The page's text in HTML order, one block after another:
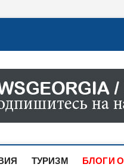
О СОБЫТИЯХ
ПОЛИТИКИ,
ТУРИЗМ БЛОГИ